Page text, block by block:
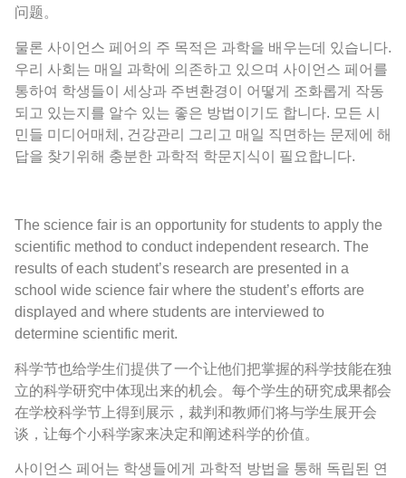
问题。
물론 사이언스 페어의 주 목적은 과학을 배우는데 있습니다.
우리 사회는 매일 과학에 의존하고 있으며 사이언스 페어를
통하여 학생들이 세상과 주변환경이 어떻게 조화롭게 작동
되고 있는지를 알수 있는 좋은 방법이기도 합니다. 모든 시
민들 미디어매체, 건강관리 그리고 매일 직면하는 문제에 해
답을 찾기위해 충분한 과학적 학문지식이 필요합니다.
The science fair is an opportunity for students to apply the
scientific method to conduct independent research. The
results of each student’s research are presented in a
school wide science fair where the student’s efforts are
displayed and where students are interviewed to
determine scientific merit.
科学节也给学生们提供了一个让他们把掌握的科学技能在独
立的科学研究中体现出来的机会。每个学生的研究成果都会
在学校科学节上得到展示，裁判和教师们将与学生展开会
谈，让每个小科学家来决定和阐述科学的价值。
사이언스 페어는 학생들에게 과학적 방법을 통해 독립된 연